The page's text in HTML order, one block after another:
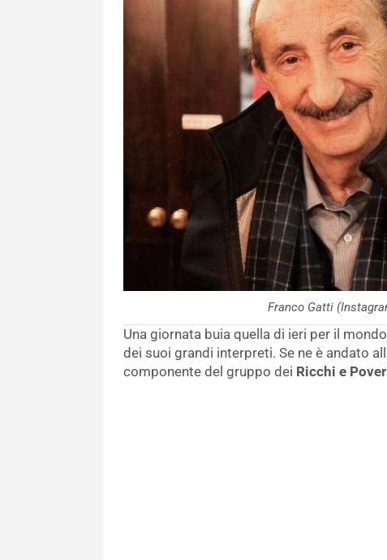
Franco Gatti
Una giornata buia quella di ieri per il
dei suoi grandi interpreti. Se ne è andato
componente del gruppo dei Ricchi e